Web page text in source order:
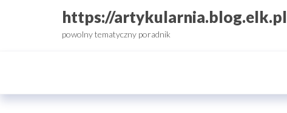
https://artykularnia.blog.elk.pl
powolny tematyczny poradnik